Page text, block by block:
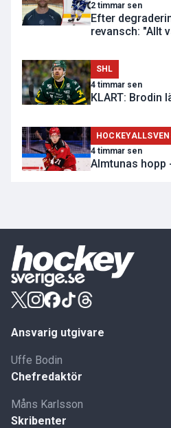
2 timmar sen
Efter
revansch: "Allt
SHL
4 timmar sen
KLART: Brodin
4 timmar sen
Almtunas hopp
Ansvarig utgivare
Uffe Bodin
Chefredaktör
Måns Karlsson
Skribenter